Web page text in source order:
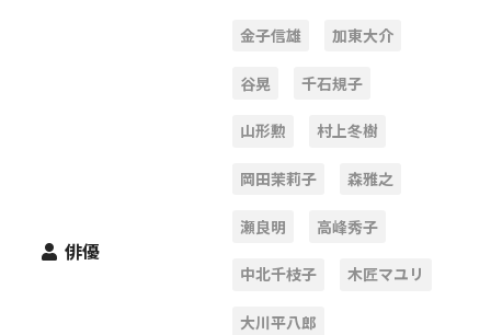
俳優
金子信雄 加東大介
谷晃 千石規子
山形勲 村上冬樹
岡田茉莉子 森雅之
瀬良明 高峰秀子
中北千枝子 木匠マユリ
大川平八郎